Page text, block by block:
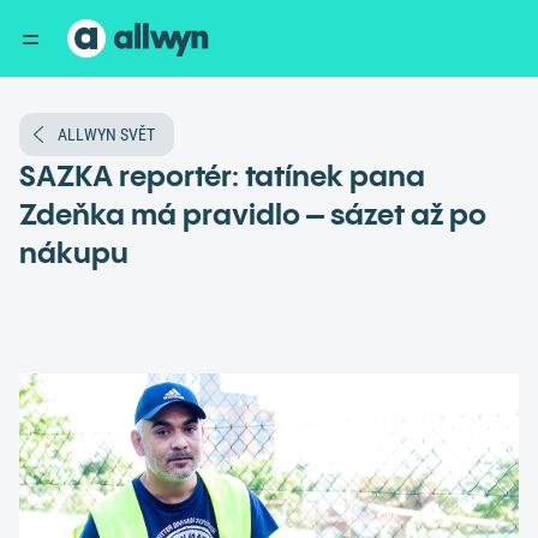
ALLWYN SVĚT
SAZKA reportér: tatínek pana
Zdeňka má pravidlo – sázet až po
nákupu